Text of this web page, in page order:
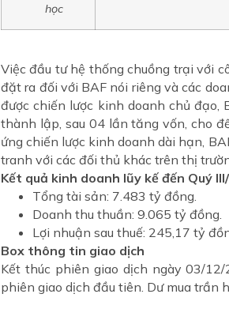
học
Việc đầu tư hệ thống chuồng trại với
đặt ra đối với BAF nói riêng và các
được chiến lược kinh doanh chủ
thành lập, sau 04 lần tăng vốn, cho
ứng chiến lược kinh doanh dài hạn,
tranh với các đối thủ khác trên thị
Kết quả kinh doanh lũy kế đến Quý
Tổng tài sản: 7.483 tỷ đồng.
Doanh thu thuần: 9.065 tỷ đồng.
Lợi nhuận sau thuế: 245,17 tỷ
Box thông tin giao dịch
Kết thúc phiên giao dịch ngày 03/
phiên giao dịch đầu tiên. Dư mua trần